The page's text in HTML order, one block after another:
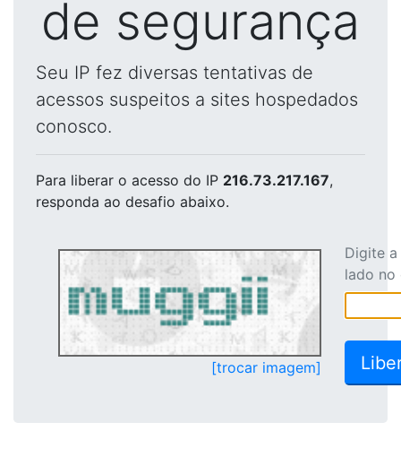
de segurança
Seu IP fez diversas tentativas de
acessos suspeitos a sites hospedados
conosco.
Para liberar o acesso do IP 216.73.217.167,
responda ao desafio abaixo.
[trocar imagem]
Digite
lado no